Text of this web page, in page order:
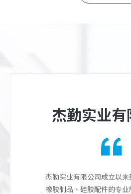
杰勤实业
杰勤实业有限公司成立以
橡胶制品、硅胶配件的专